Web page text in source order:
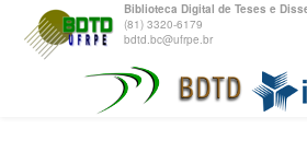
Biblioteca Digital de Teses e
(81) 3320-6179
bdtd.bc@ufrpe.br